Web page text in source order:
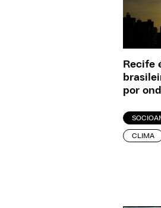
Recife
por
CLIMA